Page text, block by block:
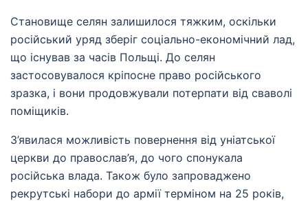
Становище селян залишилося тяжким, оскільки
російський уряд зберіг соціально-економічний лад,
що існував за часів Польщі. До селян
застосовувалося кріпосне право російського
зразка, і вони продовжували потерпати від сваволі
поміщиків.
З’явилася можливість повернення від уніатської
церкви до православ’я, до чого спонукала
російська влада. Також було запроваджено
рекрутські набори до армії терміном на 25 років,